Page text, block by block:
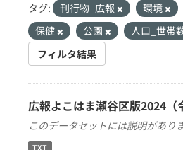
タグ: 刊行物_広報 環境
保健
公園 人口_世帯
フィルタ結果
広報よこはま瀬谷区版2024（
このデータセットには説明があり
TXT